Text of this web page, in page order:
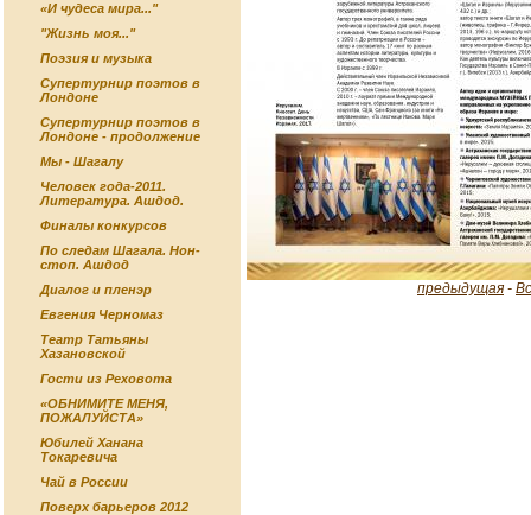
«И чудеса мира..."
"Жизнь моя..."
Поэзия и музыка
Супертурнир поэтов в
Лондоне
Супертурнир поэтов в
Лондоне - продолжение
Мы - Шагалу
Человек года-2011.
Литература. Ашдод.
Финалы конкурсов
По следам Шагала. Нон-
стоп. Ашдод
Диалог и пленэр
Евгения Черномаз
Театр Татьяны
Хазановской
Гости из Реховота
«ОБНИМИТЕ МЕНЯ,
ПОЖАЛУЙСТА»
Юбилей Ханана
Токаревича
Чай в России
Поверх барьеров 2012
предыдущая -